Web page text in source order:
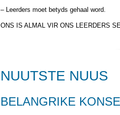
– Leerders moet betyds gehaal word.
ONS IS ALMAL VIR ONS LEERDERS
NUUTSTE NUUS
BELANGRIKE